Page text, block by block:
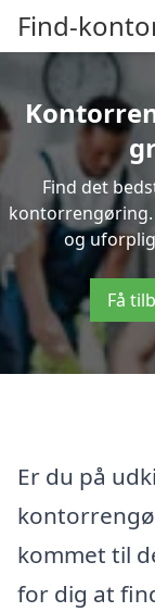
Find-
Find det
og
Få
Er du på
kommet til
for dig at